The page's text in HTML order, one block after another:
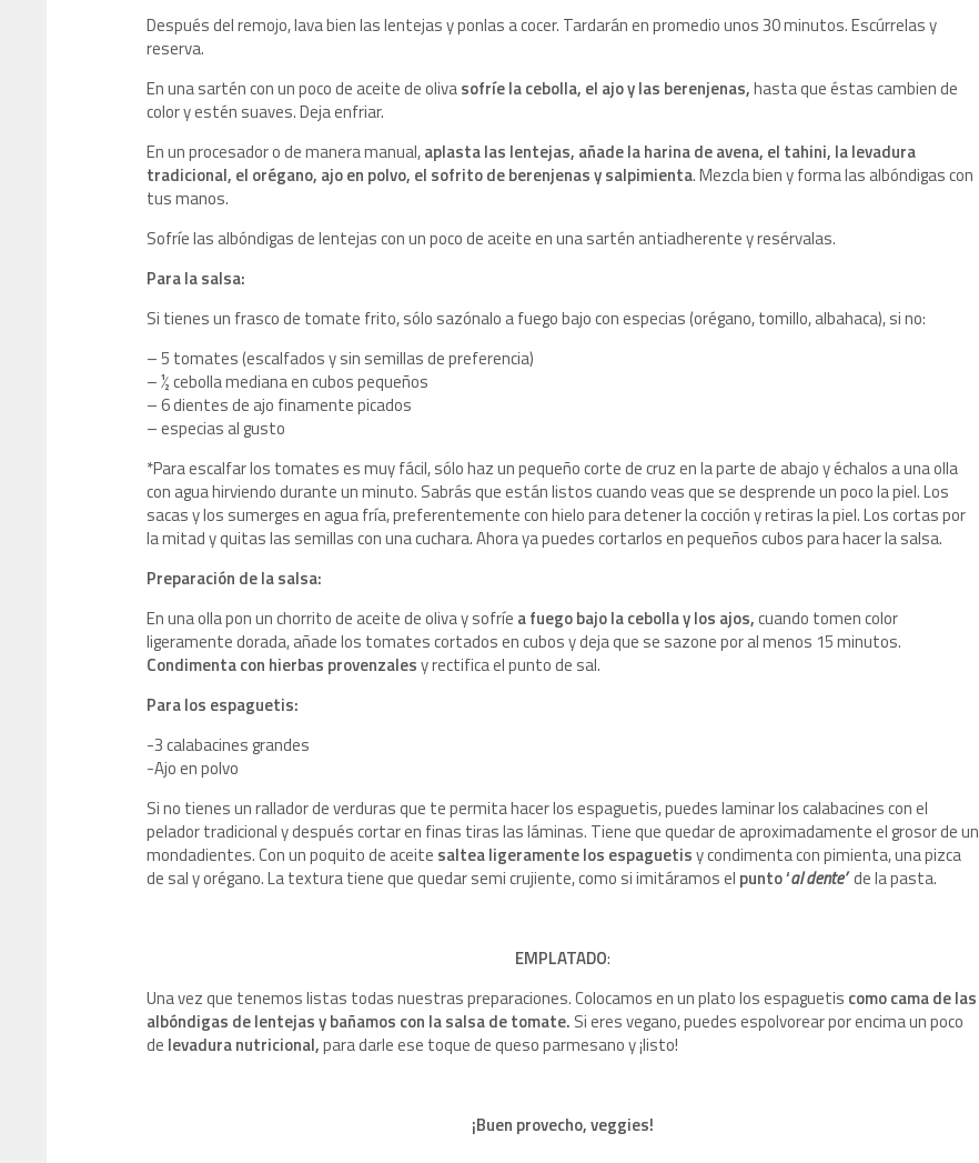
Después del remojo, lava bien las lentejas y ponlas a cocer. Tardarán en promedio unos 30 minutos. Escúrrelas y
reserva.
En una sartén con un poco de aceite de olivasofríe la cebolla, el ajo y las berenjenas,hasta que éstas cambien de
color y estén suaves. Deja enfriar.
En un procesador o de manera manual,aplasta las lentejas, añade la harina de avena, el tahini, la levadura
tradicional, el orégano, ajo en polvo, el sofrito de berenjenas y salpimienta. Mezcla bien y forma las albóndigas con
tus manos.
Sofríe las albóndigas de lentejas con un poco de aceite en una sartén antiadherente y resérvalas.
Para la salsa:
Si tienes un frasco de tomate frito, sólo sazónalo a fuego bajo con especias (orégano, tomillo, albahaca), si no:
– 5 tomates (escalfados y sin semillas de preferencia)
– ½ cebolla mediana en cubos pequeños
– 6 dientes de ajo finamente picados
– especias al gusto
*Para escalfar los tomates es muy fácil, sólo haz un pequeño corte de cruz en la parte de abajo y échalos a una olla
con agua hirviendo durante un minuto. Sabrás que están listos cuando veas que se desprende un poco la piel. Los
sacas y los sumerges en agua fría, preferentemente con hielo para detener la cocción y retiras la piel. Los cortas por
la mitad y quitas las semillas con una cuchara. Ahora ya puedes cortarlos en pequeños cubos para hacer la salsa.
Preparación de la salsa:
En una olla pon un chorrito de aceite de oliva y sofríe a fuego bajo la cebolla y los ajos,cuando tomen color
ligeramente dorada, añade los tomates cortados en cubos y deja que se sazone por al menos 15 minutos.
Condimenta con hierbas provenzalesy rectifica el punto de sal.
Para los espaguetis:
-3 calabacines grandes
-Ajo en polvo
Si no tienes un rallador de verduras que te permita hacer los espaguetis, puedes laminar los calabacines con el
pelador tradicional y después cortar en finas tiras las láminas. Tiene que quedar de aproximadamente el grosor de un
mondadientes. Con un poquito de aceite saltea ligeramente los espaguetisy condimenta con pimienta, una pizca
de sal y orégano. La textura tiene que quedar semi crujiente, como si imitáramos el punto ‘al dente’de la pasta.
EMPLATADO:
Una vez que tenemos listas todas nuestras preparaciones. Colocamos en un plato los espaguetis como cama de las
albóndigas de lentejas y bañamos con la salsa de tomate. Si eres vegano, puedes espolvorear por encima un poco
de levadura nutricional,para darle ese toque de queso parmesano y ¡listo!
¡Buen provecho, veggies!